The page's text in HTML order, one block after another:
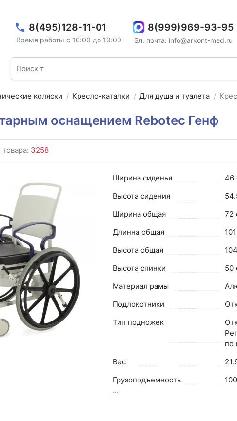
8(495)128-11-01
Время работы с 10:00 до 19:00
8(999)969-93-95
Эл. почта: info@arkont-med.ru
коляски Кресло-каталки Для душа и туалета
оснащением Rebotec Генф
товара: 3258
Ширина сиденья
46
Высота сидения
Ширина общая
72
Длинна общая
Высота общая
Высота спинки
50
Материал рамы
Подлокотники
Тип подножек
по
Вес
Грузоподъемность
...